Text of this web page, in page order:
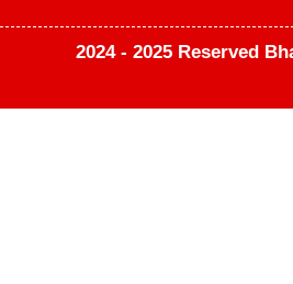
2024 - 2025 Reserved